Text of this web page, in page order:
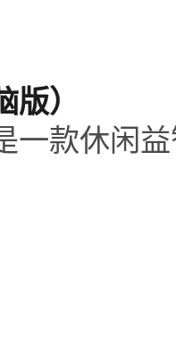
）
一款休闲